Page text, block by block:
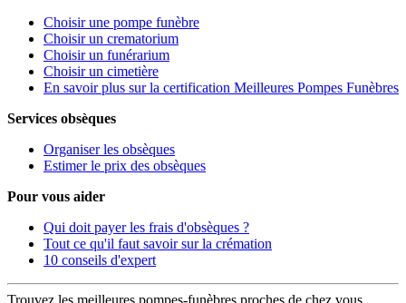
Choisir une pompe funèbre
Choisir un crematorium
Choisir un funérarium
Choisir un cimetière
En savoir plus sur la certification Meilleures Pompes Funèbres
Services obsèques
Organiser les obsèques
Estimer le prix des obsèques
Pour vous aider
Qui doit payer les frais d'obsèques ?
Tout ce qu'il faut savoir sur la crémation
10 conseils d'expert
Trouvez les meilleures pompes-funèbres proches de chez vous